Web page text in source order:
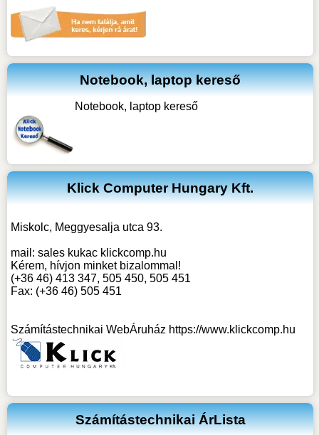
Notebook, laptop kereső
Notebook, laptop kereső
Klick Computer Hungary Kft.
Miskolc, Meggyesalja utca 93.
mail: sales kukac klickcomp.hu
Kérem, hívjon minket bizalommal!
(+36 46) 413 347, 505 450, 505 451
Fax: (+36 46) 505 451
Számítástechnikai WebÁruházhttps://www.klickcomp.hu
Számítástechnikai ÁrLista